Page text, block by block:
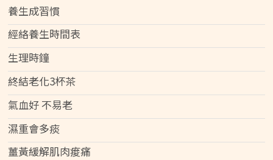
養生成習慣
經絡養生時間表
生理時鐘
終結老化3杯茶
氣血好 不易老
濕重會多痰
薑黃緩解肌肉痠痛